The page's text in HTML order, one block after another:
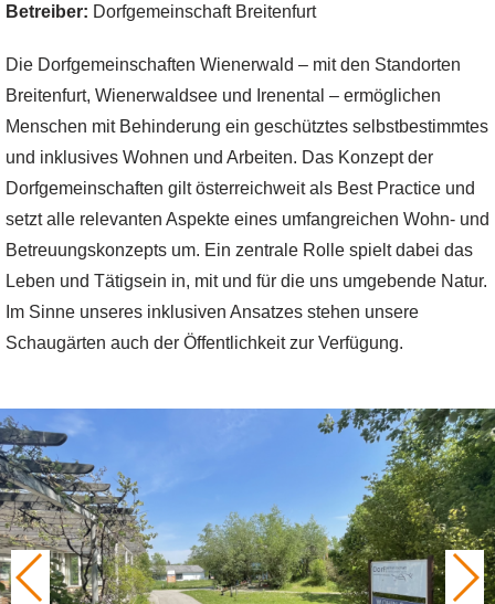
Betreiber: Dorfgemeinschaft Breitenfurt
Die Dorfgemeinschaften Wienerwald – mit den Standorten
Breitenfurt, Wienerwaldsee und Irenental – ermöglichen
Menschen mit Behinderung ein geschütztes selbstbestimmtes
und inklusives Wohnen und Arbeiten. Das Konzept der
Dorfgemeinschaften gilt österreichweit als Best Practice und
setzt alle relevanten Aspekte eines umfangreichen Wohn- und
Betreuungskonzepts um. Ein zentrale Rolle spielt dabei das
Leben und Tätigsein in, mit und für die uns umgebende Natur.
Im Sinne unseres inklusiven Ansatzes stehen unsere
Schaugärten auch der Öffentlichkeit zur Verfügung.